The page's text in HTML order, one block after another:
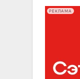
РЕКЛАМА